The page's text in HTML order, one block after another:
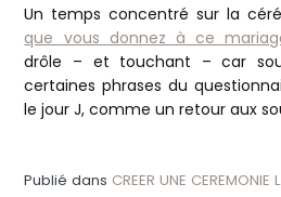
Un temps concentré sur la
que vous donnez à ce
drôle – et touchant – car
certaines phrases du
le jour J, comme un retour aux
Publié dans CREER UNE CEREMONIE